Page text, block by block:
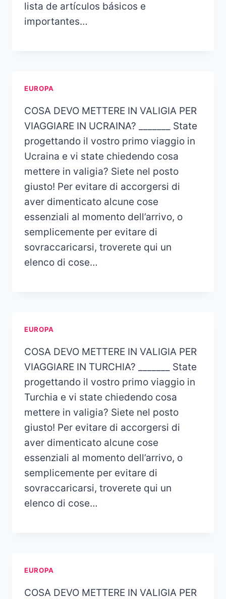
lista de artículos básicos e
importantes…
EUROPA
COSA DEVO METTERE IN VALIGIA PER
VIAGGIARE IN UCRAINA? _______ State
progettando il vostro primo viaggio in
Ucraina e vi state chiedendo cosa
mettere in valigia? Siete nel posto
giusto! Per evitare di accorgersi di
aver dimenticato alcune cose
essenziali al momento dell’arrivo, o
semplicemente per evitare di
sovraccaricarsi, troverete qui un
elenco di cose…
EUROPA
COSA DEVO METTERE IN VALIGIA PER
VIAGGIARE IN TURCHIA? _______ State
progettando il vostro primo viaggio in
Turchia e vi state chiedendo cosa
mettere in valigia? Siete nel posto
giusto! Per evitare di accorgersi di
aver dimenticato alcune cose
essenziali al momento dell’arrivo, o
semplicemente per evitare di
sovraccaricarsi, troverete qui un
elenco di cose…
EUROPA
COSA DEVO METTERE IN VALIGIA PER